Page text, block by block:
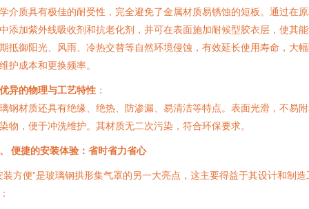
介质具有极佳的耐受性，完全避免了金属材质易锈蚀的短板。通过在
添加紫外线吸收剂和抗老化剂，并可在表面施加耐候型胶衣层，使其
抵御阳光、风雨、冷热交替等自然环境侵蚀，有效延长使用寿命，大
护成本和更换频率。
优异的物理与工艺特性 ：
钢材质还具有绝缘、绝热、防渗漏、易清洁等特点。表面光滑，不易
物，便于冲洗维护。其材质无二次污染，符合环保要求。
便捷的安装体验：省时省力省心
装方便”是玻璃钢拱形集气罩的另一大亮点，这主要得益于其设计和制造